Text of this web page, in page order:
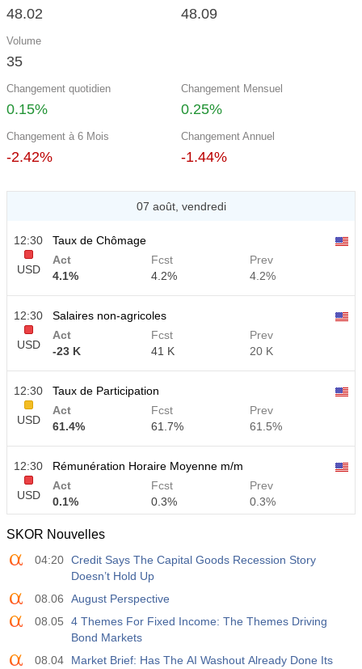
48.02 48.09
Volume
35
Changement quotidien
0.15%
Changement Mensuel
0.25%
Changement à 6 Mois
-2.42%
Changement Annuel
-1.44%
07 août, vendredi
12:30
USD
Taux de Chômage
Act
4.1%
Fcst
4.2%
Prev
4.2%
12:30
USD
Salaires non-agricoles
Act
-23 K
Fcst
41 K
Prev
20 K
12:30
USD
Taux de Participation
Act
61.4%
Fcst
61.7%
Prev
61.5%
12:30
USD
Rémunération Horaire Moyenne m/m
Act
0.1%
Fcst
0.3%
Prev
0.3%
12:30
Rémunération Horaire Moyenne a/a
Act
3.2%
Fcst
3.5%
Prev
12:30
Masses Salariales Privées Non-Agricoles
SKOR Nouvelles
04:20 Credit Says The Capital Goods Recession Story
Doesn’t Hold Up
08.06
August Perspective
08.05
4 Themes For Fixed Income: The Themes Driving
Bond Markets
08.04
Market Brief: Has The AI Washout Already Done Its